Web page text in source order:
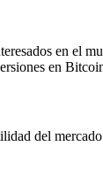
en el
en
del